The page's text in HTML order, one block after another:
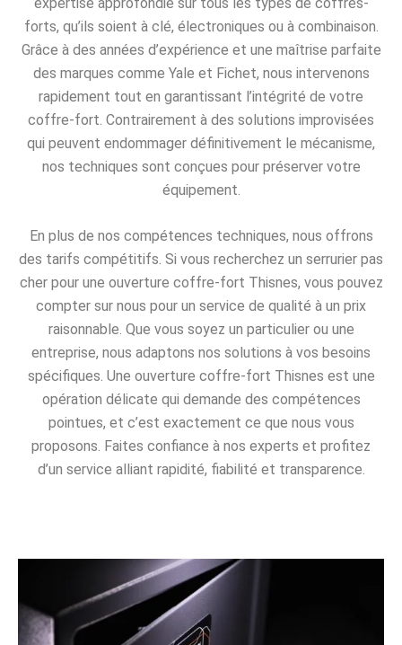
forts, qu’ils soient à clé, électroniques ou à combinaison.
Grâce à des années d’expérience et une maîtrise parfaite
des marques comme Yale et Fichet, nous intervenons
rapidement tout en garantissant l’intégrité de votre
coffre-fort. Contrairement à des solutions improvisées
qui peuvent endommager définitivement le mécanisme,
nos techniques sont conçues pour préserver votre
équipement.
En plus de nos compétences techniques, nous offrons
des tarifs compétitifs. Si vous recherchez un serrurier pas
cher pour une ouverture coffre-fort Thisnes, vous pouvez
compter sur nous pour un service de qualité à un prix
raisonnable. Que vous soyez un particulier ou une
entreprise, nous adaptons nos solutions à vos besoins
spécifiques. Une ouverture coffre-fort Thisnes est une
opération délicate qui demande des compétences
pointues, et c’est exactement ce que nous vous
proposons. Faites confiance à nos experts et profitez
d’un service alliant rapidité, fiabilité et transparence.